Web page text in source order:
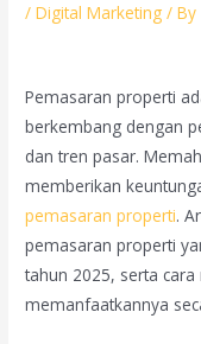
/Digital Marketing / By
Pemasaran properti
berkembang dengan
dan tren pasar.
memberikan
pemasaran properti.
pemasaran properti
tahun 2025, serta
memanfaatkannya